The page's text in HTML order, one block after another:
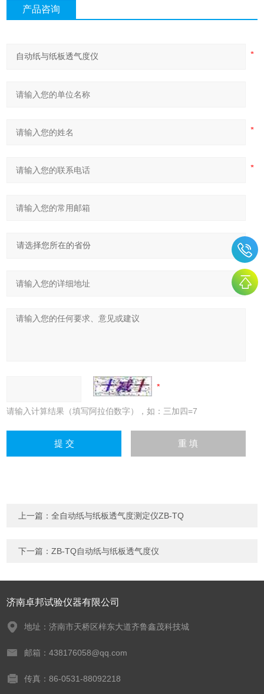
产品咨询
请输入计算结果（填写阿拉伯数字），如：三加四=7
上一篇：全自动纸与纸板透气度测定仪ZB-TQ
下一篇：ZB-TQ自动纸与纸板透气度仪
济南卓邦试验仪器有限公司
地址：济南市天桥区梓东大道齐鲁鑫茂科技城
邮箱：438176058@qq.com
传真：86-0531-88092218